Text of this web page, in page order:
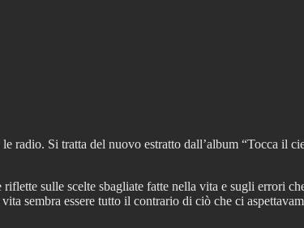
Si tratta del nuovo estratto dall’album “Tocca il
sulle scelte sbagliate fatte nella vita e sugli errori
sembra essere tutto il contrario di ciò che ci